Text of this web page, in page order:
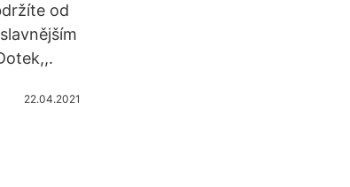
od
22.04.2021